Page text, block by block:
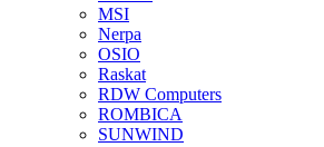
MSI
Nerpa
OSIO
Raskat
RDW Computers
ROMBICA
SUNWIND